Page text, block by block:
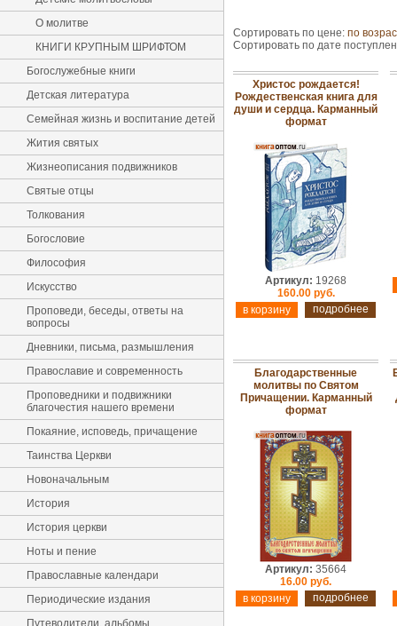
О молитве
КНИГИ КРУПНЫМ ШРИФТОМ
Богослужебные книги
Детская литература
Семейная жизнь и воспитание детей
Жития святых
Жизнеописания подвижников
Святые отцы
Толкования
Богословие
Философия
Искусство
Проповеди, беседы, ответы на
вопросы
Дневники, письма, размышления
Православие и современность
Проповедники и подвижники
благочестия нашего времени
Покаяние, исповедь, причащение
Таинства Церкви
Новоначальным
История
История церкви
Ноты и пение
Православные календари
Периодические издания
Путеводители, альбомы
Сортировать по цене: по
Сортировать по дате
Христос рождается!
Рождественская книга для
души и сердца. Карманный
формат
Артикул: 19268
160.00 руб.
подробнее
Благодарственные
молитвы по Святом
Причащении. Карманный
формат
Артикул: 35664
16.00 руб.
подробнее